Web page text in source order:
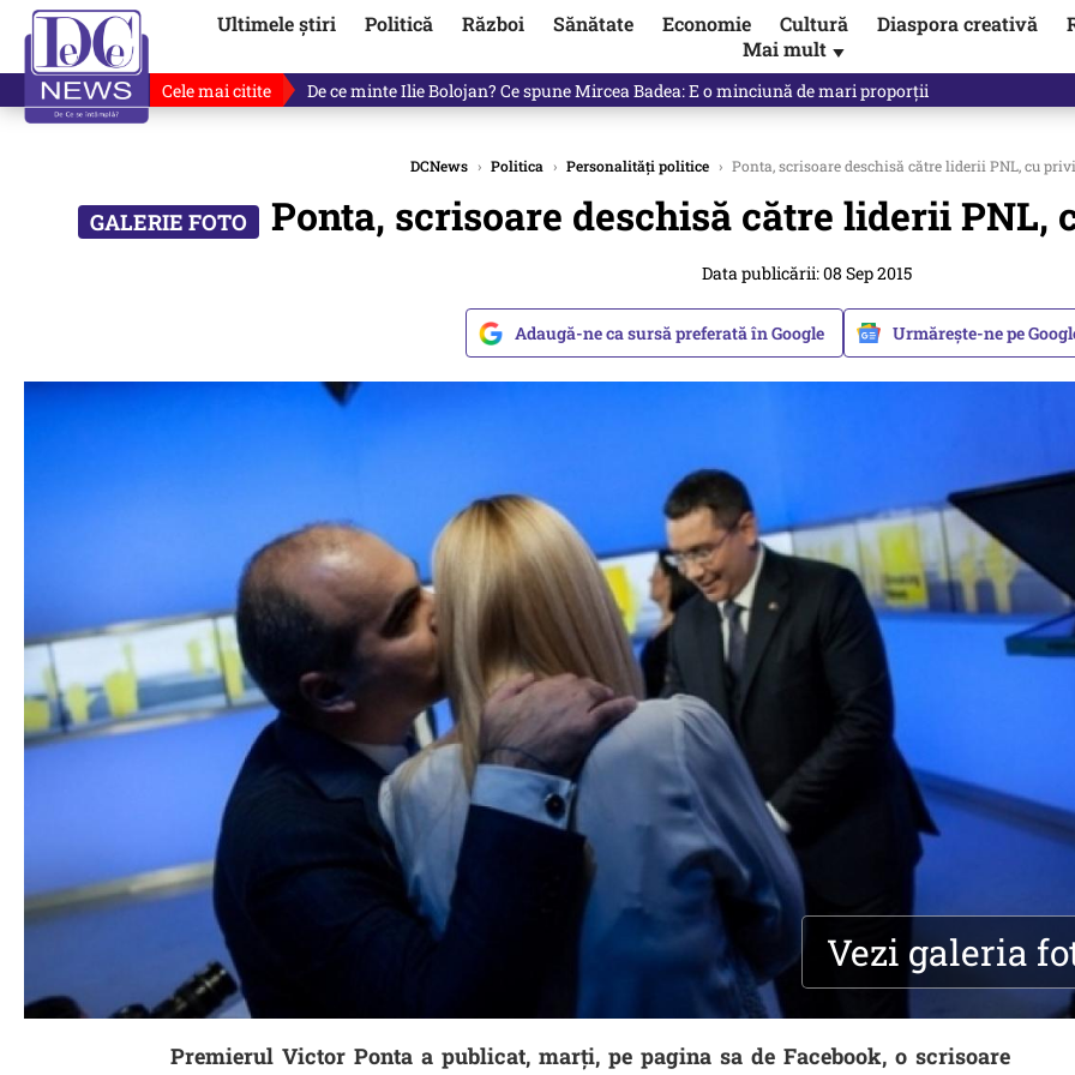
Ultimele știri Politică Război Sănătate Economie Cultură Diaspora creativă
Mai mult ▼
Cele mai citite Cu luni înainte de anunțul lui Ponta, Chirieac anticipa totul. Cine este acum în pericol / VIDEO
DCNews › Politica › Personalități politice › Ponta, scrisoare deschisă către liderii PNL, cu
Ponta, scrisoare deschisă către liderii PNL,
Data publicării: 08 Sep 2015
Adaugă-ne ca sursă preferată în Google Urmărește-ne pe
Vezi galeria
Premierul Victor Ponta a publicat, marți, pe pagina sa de Facebook, o scrisoare